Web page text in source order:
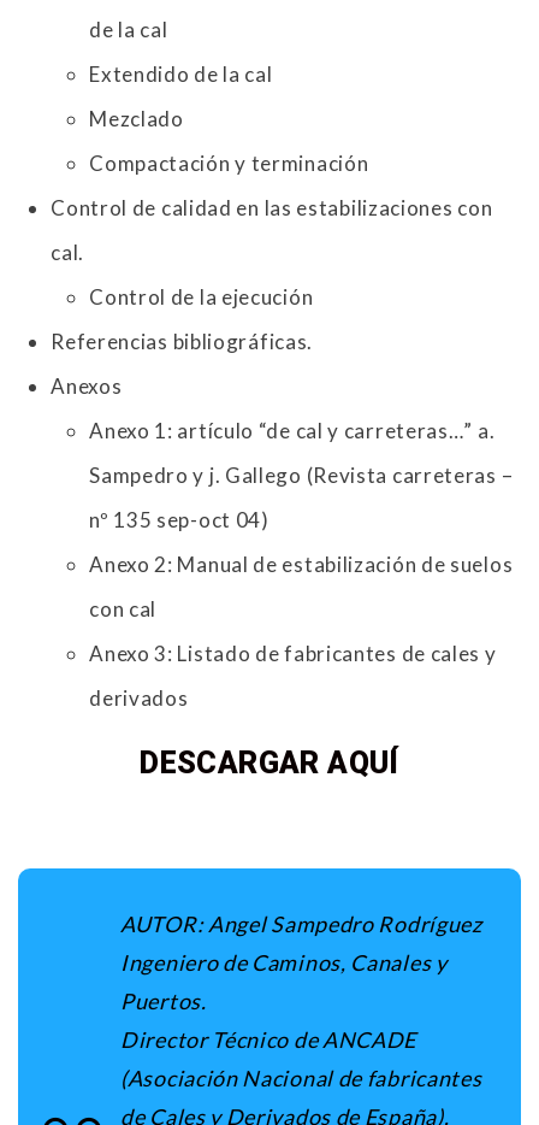
de la cal
Extendido de la cal
Mezclado
Compactación y terminación
Control de calidad en las estabilizaciones con
cal.
Control de la ejecución
Referencias bibliográficas.
Anexos
Anexo 1: artículo “de cal y carreteras…” a.
Sampedro y j. Gallego (Revista carreteras –
nº 135 sep-oct 04)
Anexo 2: Manual de estabilización de suelos
con cal
Anexo 3: Listado de fabricantes de cales y
derivados
DESCARGAR AQUÍ
AUTOR:Angel Sampedro Rodríguez
Ingeniero de Caminos, Canales y
Puertos.
Director Técnico de ANCADE
(Asociación Nacional de fabricantes
de Cales y Derivados de España).